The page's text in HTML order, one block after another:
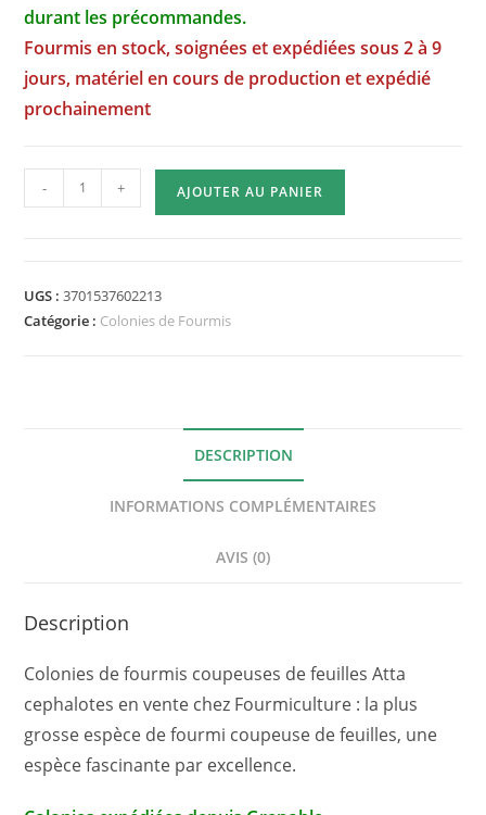
durant les précommandes.
Fourmis en stock, soignées et expédiées sous 2 à 9
jours, matériel en cours de production et expédié
prochainement
quantité
de
-
Fourmis
- + AJOUTER AU PANIER
UGS :3701537602213
Catégorie : Colonies de Fourmis
DESCRIPTION
INFORMATIONS COMPLÉMENTAIRES
AVIS (0)
Description
Colonies de fourmis coupeuses de feuilles Atta
cephalotes en vente chez Fourmiculture : la plus
grosse espèce de fourmi coupeuse de feuilles, une
espèce fascinante par excellence.